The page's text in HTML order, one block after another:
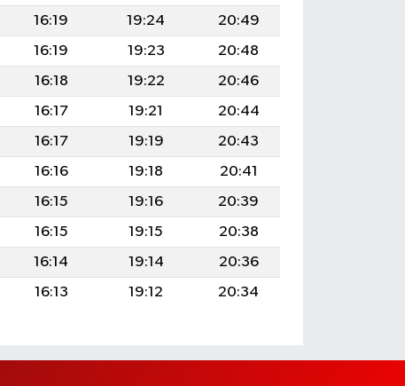
16:19 19:24
20:49
16:19 19:23
20:48
16:18 19:22
20:46
16:17 19:21
20:44
16:17 19:19
20:43
16:16 19:18
20:41
16:15 19:16
20:39
16:15 19:15
20:38
16:14 19:14
20:36
16:13 19:12 20:34